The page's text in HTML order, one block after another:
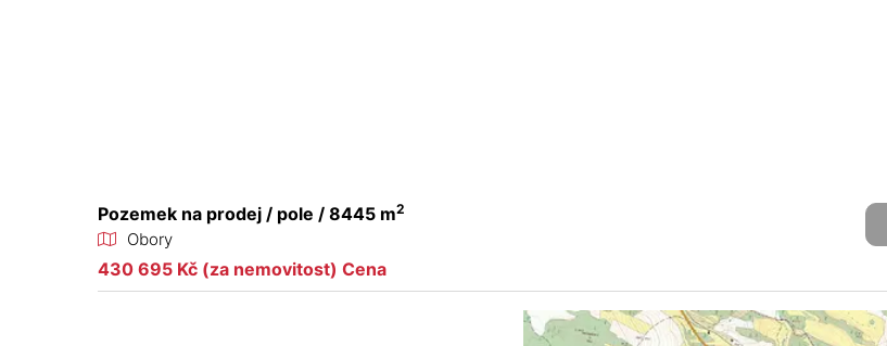
Pozemek na prodej / pole / 8445 m2
Obory
430 695 Kč (za nemovitost) Cena